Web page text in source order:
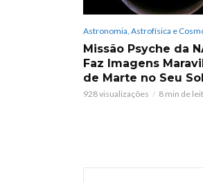
Astronomia, Astrofísica e
Missão Psyche da
Faz Imagens
de Marte no Seu
928 visualizações 8 min de